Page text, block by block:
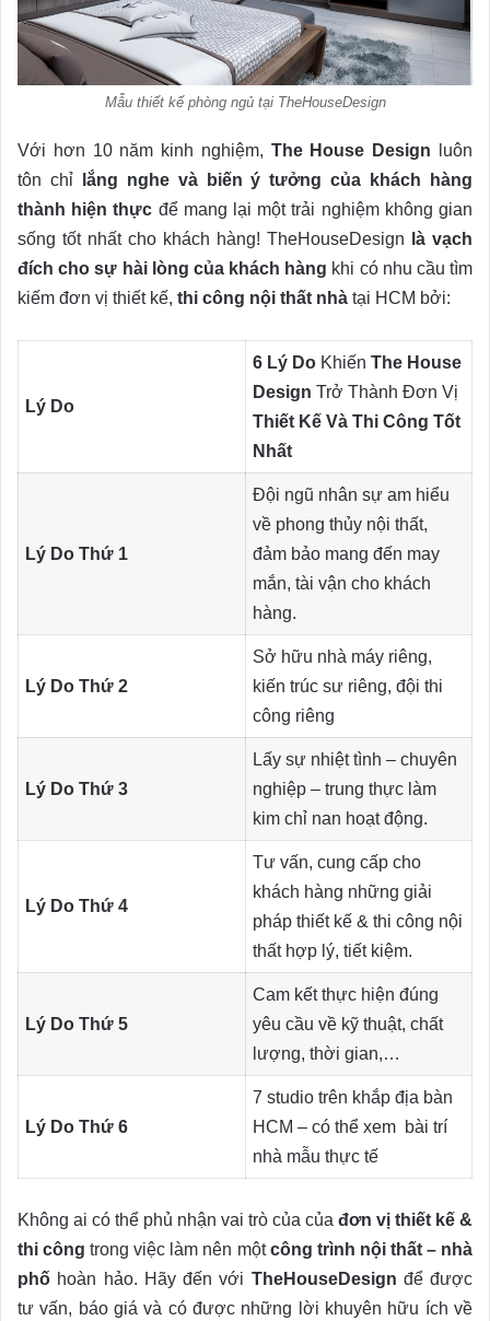
Mẫu thiết kế phòng ngủ tại TheHouseDesign
Với hơn 10 năm kinh nghiệm, The House Design luôn
tôn chỉlắng nghe và biến ý tưởng của khách hàng
thành hiện thực để mang lại một trải nghiệm không gian
sống tốt nhất cho khách hàng! TheHouseDesign
là vạch
đích cho sự hài lòng của khách hàng khi có nhu cầu tìm
kiếm đơn vị thiết kế, thi công nội thất nhà tại HCM bởi:
Lý Do
6 Lý Do KhiếnThe House
Design Trở Thành Đơn Vị
Thiết Kế Và Thi Công Tốt
Nhất
Lý Do Thứ 1
Đội ngũ nhân sự am hiểu
về phong thủy nội thất,
đảm bảo mang đến may
mắn, tài vận cho khách
hàng.
Lý Do Thứ 2
Sở hữu nhà máy riêng,
kiến trúc sư riêng, đội thi
công riêng
Lý Do Thứ 3
Lấy sự nhiệt tình – chuyên
nghiệp – trung thực làm
kim chỉ nan hoạt động.
Lý Do Thứ 4
Tư vấn, cung cấp cho
khách hàng những giải
pháp thiết kế & thi công nội
thất hợp lý, tiết kiệm.
Lý Do Thứ 5
Cam kết thực hiện đúng
yêu cầu về kỹ thuật, chất
lượng, thời gian,…
Lý Do Thứ 6
7 studio trên khắp địa bàn
HCM – có thể xem bài trí
nhà mẫu thực tế
Không ai có thể phủ nhận vai trò của của đơn vị thiết kế &
thi công trong việc làm nên mộtcông trình nội thất – nhà
phố hoàn hảo. Hãy đến với TheHouseDesign để được
tư vấn, báo giá và có được những lời khuyên hữu ích về